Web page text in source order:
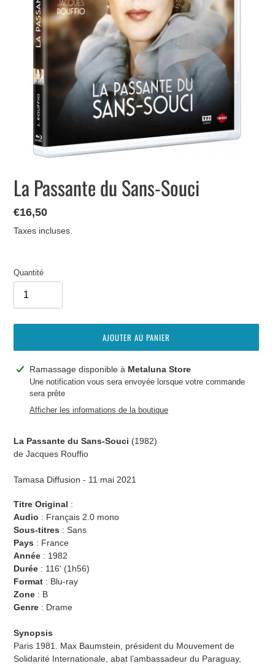
La Passante du Sans-Souci
Prix
normal
€16,50
Taxes incluses.
Quantité
AJOUTER AU PANIER
Ajout
produit
Ramassage disponible à Metaluna Store
Une notification vous sera envoyée lorsque votre commande
sera prête
Afficher les informations de la boutique
La Passante du Sans-Souci (1982)
de Jacques Rouffio
Tamasa Diffusion - 11 mai 2021
Titre Original :
Audio : Français 2.0 mono
Sous-titres : Sans
Pays : France
Année : 1982
Durée : 116' (1h56)
Format : Blu-ray
Zone : B
Genre : Drame
Synopsis
Paris 1981. Max Baumstein, président du Mouvement de
Solidarité Internationale, abat l’ambassadeur du Paraguay,